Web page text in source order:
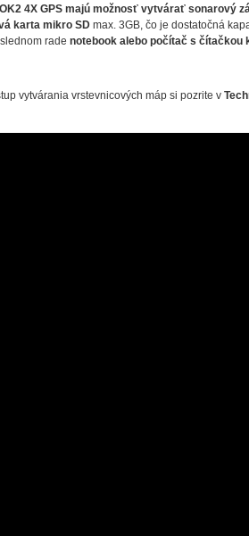
4X GPS majú možnosť vytvárať sonarový
karta mikro SD max. 3GB, čo je dostatočná
rade notebook alebo počítač s čítačkou
vytvárania vrstevnicových máp si pozrite v